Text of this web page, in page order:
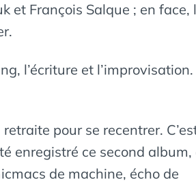
et François Salque ; en face,
l’écriture et
pour se recentrer.
enregistré ce second album,
de machine, écho de